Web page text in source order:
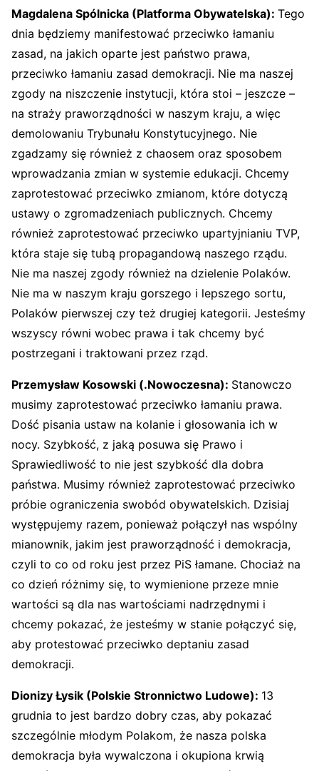
Magdalena Spólnicka (Platforma Obywatelska): Tego
dnia będziemy manifestować przeciwko łamaniu
zasad, na jakich oparte jest państwo prawa,
przeciwko łamaniu zasad demokracji. Nie ma naszej
zgody na niszczenie instytucji, która stoi – jeszcze –
na straży praworządności w naszym kraju, a więc
demolowaniu Trybunału Konstytucyjnego. Nie
zgadzamy się również z chaosem oraz sposobem
wprowadzania zmian w systemie edukacji. Chcemy
zaprotestować przeciwko zmianom, które dotyczą
ustawy o zgromadzeniach publicznych. Chcemy
również zaprotestować przeciwko upartyjnianiu TVP,
która staje się tubą propagandową naszego rządu.
Nie ma naszej zgody również na dzielenie Polaków.
Nie ma w naszym kraju gorszego i lepszego sortu,
Polaków pierwszej czy też drugiej kategorii. Jesteśmy
wszyscy równi wobec prawa i tak chcemy być
postrzegani i traktowani przez rząd.
Przemysław Kosowski (.Nowoczesna): Stanowczo
musimy zaprotestować przeciwko łamaniu prawa.
Dość pisania ustaw na kolanie i głosowania ich w
nocy. Szybkość, z jaką posuwa się Prawo i
Sprawiedliwość to nie jest szybkość dla dobra
państwa. Musimy również zaprotestować przeciwko
próbie ograniczenia swobód obywatelskich. Dzisiaj
występujemy razem, ponieważ połączył nas wspólny
mianownik, jakim jest praworządność i demokracja,
czyli to co od roku jest przez PiS łamane. Chociaż na
co dzień różnimy się, to wymienione przeze mnie
wartości są dla nas wartościami nadrzędnymi i
chcemy pokazać, że jesteśmy w stanie połączyć się,
aby protestować przeciwko deptaniu zasad
demokracji.
Dionizy Łysik (Polskie Stronnictwo Ludowe): 13
grudnia to jest bardzo dobry czas, aby pokazać
szczególnie młodym Polakom, że nasza polska
demokracja była wywalczona i okupiona krwią